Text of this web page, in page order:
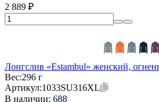
2 889 ₽
Лонгслив «Estambul» женский,
Вес:296 г
Артикул:1033SU316XL
В наличии: 688